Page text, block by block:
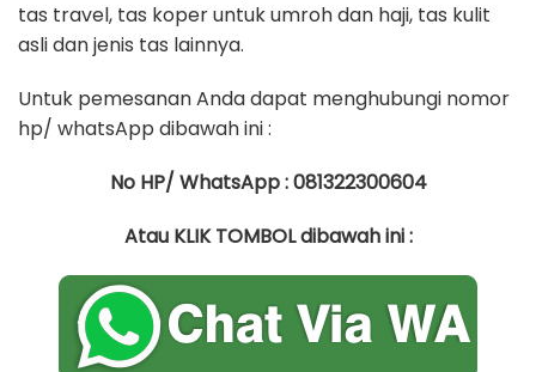
tas travel, tas koper untuk umroh dan haji, tas kulit
asli dan jenis tas lainnya.
Untuk pemesanan Anda dapat menghubungi nomor
hp/ whatsApp dibawah ini :
No HP/ WhatsApp : 081322300604
Atau KLIK TOMBOL dibawah ini :